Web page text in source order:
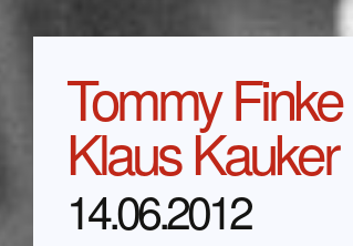
Tommy
Klaus Kauker
14.06.2012